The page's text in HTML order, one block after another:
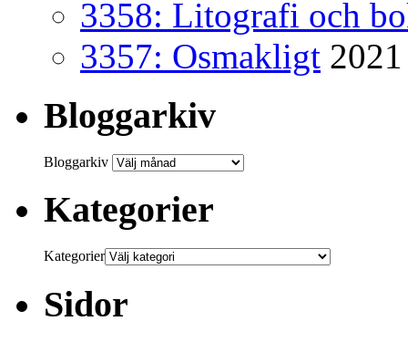
3358: Litografi och
3357: Osmakligt
Bloggarkiv
Bloggarkiv
Kategorier
Kategorier
Sidor